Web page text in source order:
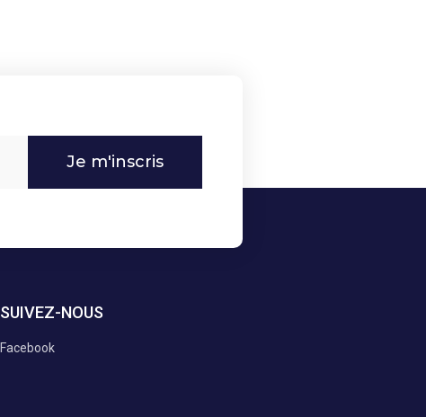
Je m'inscris
SUIVEZ-NOUS
Facebook